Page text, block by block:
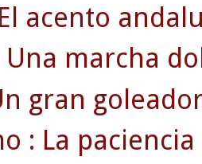
acento
marcha
gran
: La